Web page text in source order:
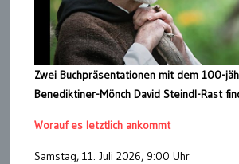
Zwei Buchpräsentationen mit dem 100-
Benediktiner-Mönch David Steindl-Rast
Worauf es letztlich ankommt
Samstag, 11. Juli 2026, 9:00 Uhr